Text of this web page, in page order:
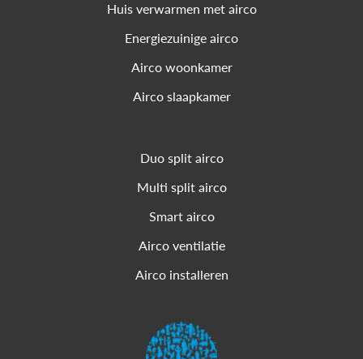
Huis verwarmen met airco
Energiezuinige airco
Airco woonkamer
Airco slaapkamer
Duo split airco
Multi split airco
Smart airco
Airco ventilatie
Airco installeren